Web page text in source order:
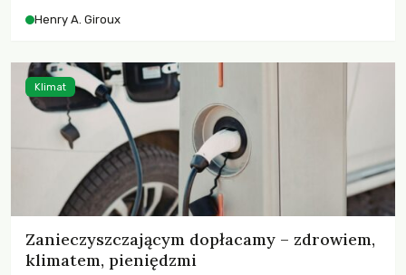
wychowają świadomych obywateli?
Henry A. Giroux
Zanieczyszczającym dopłacamy – zdrowiem,
klimatem, pieniędzmi
Klimat